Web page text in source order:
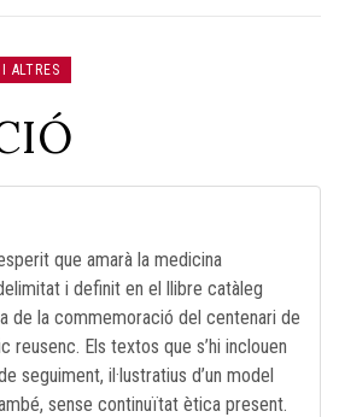
ALTRES
que amarà la medicina
i definit en el llibre catàleg
de la commemoració del centenari de
reusenc. Els textos que s’hi inclouen
seguiment, il·lustratius d’un model
sense continuïtat ètica present.